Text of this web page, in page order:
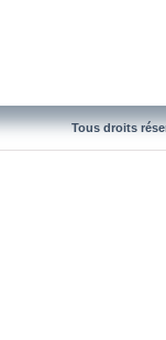
Tous droits